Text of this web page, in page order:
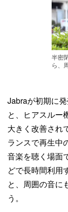
半密
ら、
Jabraが初期に
と、ヒアスルー
大きく改善され
ランスで再生中
音楽を聴く場面
どで長時間利用
と、周囲の音に
う。